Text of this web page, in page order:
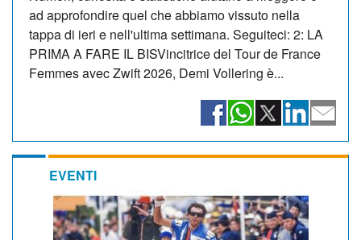
ad approfondire quel che abbiamo vissuto nella
tappa di ieri e nell'ultima settimana. Seguiteci: 2: LA
PRIMA A FARE IL BISVincitrice del Tour de France
Femmes avec Zwift 2026, Demi Vollering è...
EVENTI